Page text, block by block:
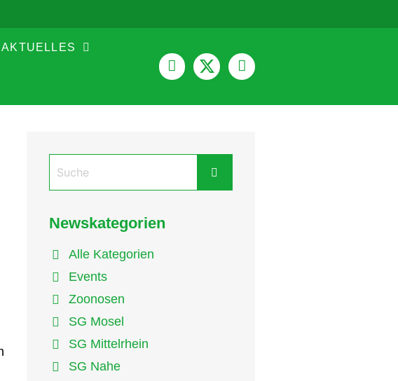
AKTUELLES
Newskategorien
Alle Kategorien
Events
Zoonosen
SG Mosel
SG Mittelrhein
SG Nahe